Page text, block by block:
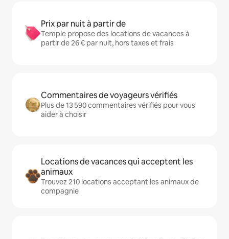
Prix par nuit à partir de
Temple propose des locations de vacances à
partir de 26 € par nuit, hors taxes et frais
Commentaires de voyageurs vérifiés
Plus de 13 590 commentaires vérifiés pour vous
aider à choisir
Locations de vacances qui acceptent les
animaux
Trouvez 210 locations acceptant les animaux de
compagnie